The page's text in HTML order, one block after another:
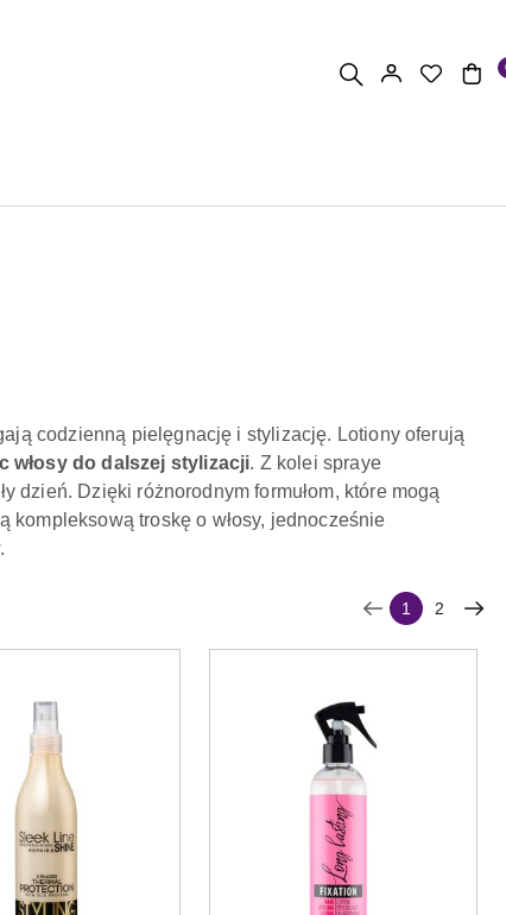
codzienną pielęgnację i stylizację. Lotiony oferują
włosy do dalszej stylizacji. Z kolei spraye
dzień. Dzięki różnorodnym formułom, które mogą
kompleksową troskę o włosy, jednocześnie
1 2